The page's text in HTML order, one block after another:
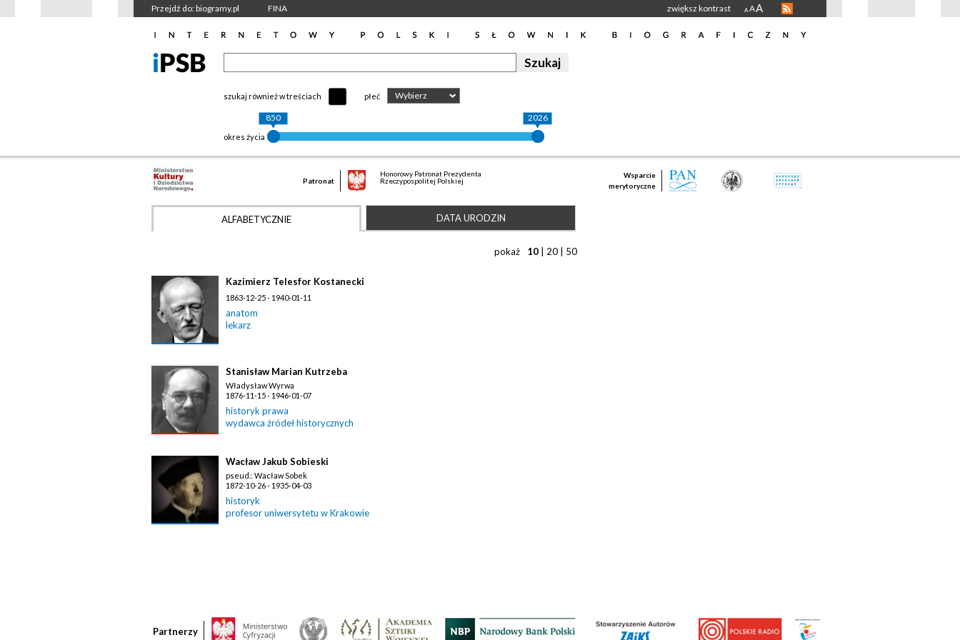
Przejdź do: biogramy.pl FINA zwiększ kontrast A AA
szukaj również w treściach płeć Wybierz
okres życia
850 2026
Patronat
Honorowy Patronat Prezydenta
Rzeczypospolitej Polskiej
Wsparcie
merytoryczne
ALFABETYCZNIE DATA URODZIN
pokaż 10 20 50
Kazimierz Telesfor Kostanecki
1863-12-25 - 1940-01-11
anatom
lekarz
Stanisław Marian Kutrzeba
Władysław Wyrwa
1876-11-15 - 1946-01-07
historyk prawa
wydawca źródeł historycznych
Wacław Jakub Sobieski
pseud.: Wacław Sobek
1872-10-26 - 1935-04-03
historyk
profesor uniwersytetu w Krakowie
Partnerzy